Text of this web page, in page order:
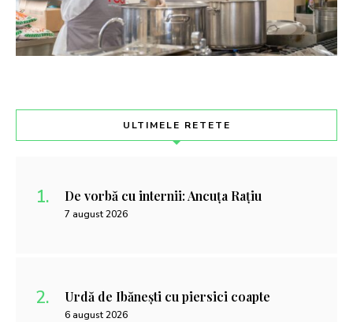
ULTIMELE RETETE
De vorbă cu internii: Ancuța Rațiu
7 august 2026
Urdă de Ibănești cu piersici coapte
6 august 2026